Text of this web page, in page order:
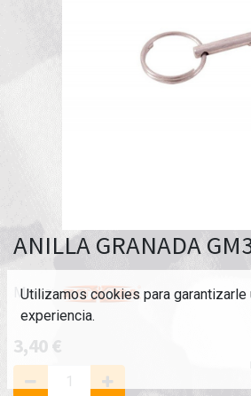
ANILLA GRANADA
Marca:
3,40€
Utilizamos cookies para garantizarle
experiencia.